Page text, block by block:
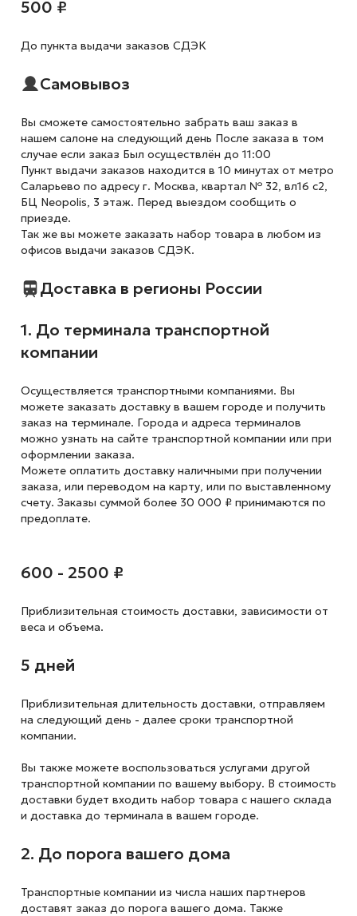
500 ₽
До пункта выдачи заказов СДЭК
Самовывоз
Вы сможете самостоятельно забрать ваш заказ в
нашем салоне на следующий день После заказа в том
случае если заказ Был осуществлён до 11:00
Пункт выдачи заказов находится в 10 минутах от метро
Саларьево по адресу г. Москва, квартал № 32, вл16 с2,
БЦ Neopolis, 3 этаж. Перед выездом сообщить о
приезде.
Так же вы можете заказать набор товара в любом из
офисов выдачи заказов СДЭК.
Доставка в регионы России
1. До терминала транспортной
компании
Осуществляется транспортными компаниями. Вы
можете заказать доставку в вашем городе и получить
заказ на терминале. Города и адреса терминалов
можно узнать на сайте транспортной компании или при
оформлении заказа.
Можете оплатить доставку наличными при получении
заказа, или переводом на карту, или по выставленному
счету. Заказы суммой более 30 000 ₽ принимаются по
предоплате.
600 - 2500 ₽
Приблизительная стоимость доставки, зависимости от
веса и объема.
5 дней
Приблизительная длительность доставки, отправляем
на следующий день - далее сроки транспортной
компании.
Вы также можете воспользоваться услугами другой
транспортной компании по вашему выбору. В стоимость
доставки будет входить набор товара с нашего склада
и доставка до терминала в вашем городе.
2. До порога вашего дома
Транспортные компании из числа наших партнеров
доставят заказ до порога вашего дома. Также